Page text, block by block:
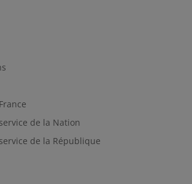
de la Nation
de la République